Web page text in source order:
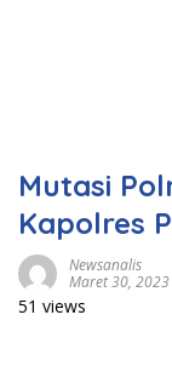
Mutasi
Kapolres
Newsanalis
Maret 30, 2023
51 views